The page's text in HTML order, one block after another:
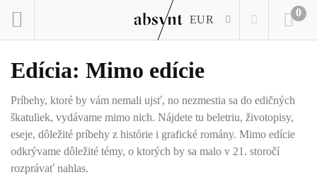
EUR
0
Edícia: Mimo edície
Príbehy, ktoré by vám nemali ujsť, no nezmestia sa do edičných
škatuliek, vydávame mimo nich. Nájdete tu beletriu, životopisy,
eseje, dôležité príbehy z histórie i grafické romány. Mimo edície
odkrývame dôležité témy, o ktorých by sa malo v 21. storočí
rozprávať nahlas.